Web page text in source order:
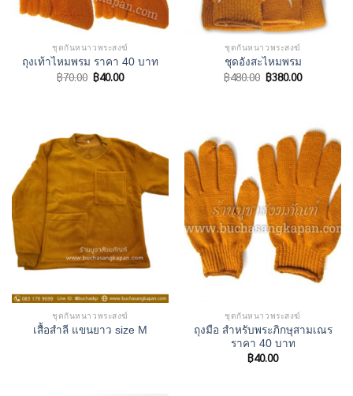
ชุดกันหนาวพระสงฆ์
ถุงเท้าไหมพรม ราคา 40 บาท
฿70.00 Original
price
฿40.00Current
ชุดกันหนาวพระสงฆ์
ชุดอังสะไหมพรม
฿480.00 Original
price
฿380.00Current
ชุดกันหนาวพระสงฆ์
เสื้อสำลี แขนยาว size M
ชุดกันหนาวพระสงฆ์
ถุงมือ สำหรับพระภิกษุสามเณร
ราคา 40 บาท
฿40.00